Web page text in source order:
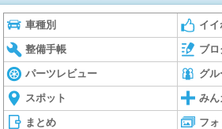
車種別 イイ
整備手帳 ブロ
パーツレビュー グ
スポット みん
まとめ フォ